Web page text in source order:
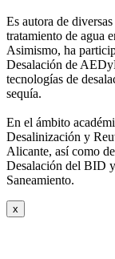
Es autora de
tratamiento de agua
Asimismo, ha
Desalación de
tecnologías de
sequía.
En el ámbito
Desalinización y
Alicante, así como
Desalación del BID
Saneamiento.
x